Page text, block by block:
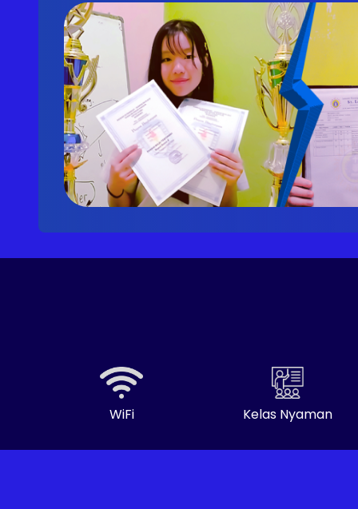
WiFi Kelas Nyaman